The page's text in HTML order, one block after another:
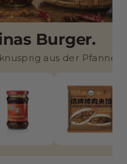
Burger.
aus der Pfanne